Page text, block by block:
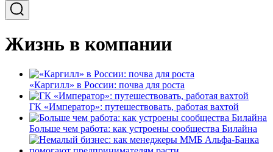
Жизнь в компании
«Каргилл» в России: почва для роста
ГК «Император»: путешествовать, работая вахтой
Больше чем работа: как устроены сообщества Билайна